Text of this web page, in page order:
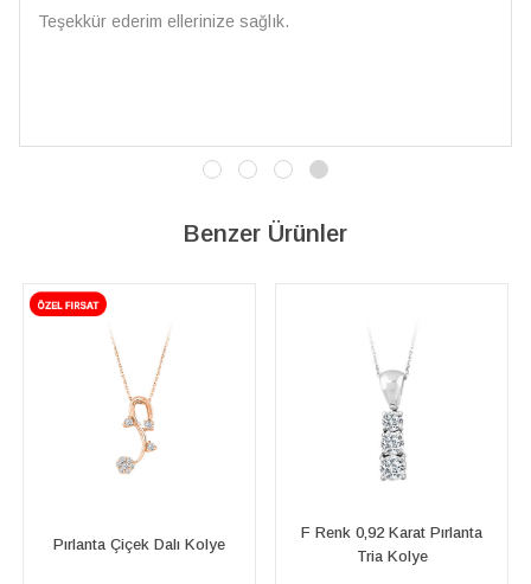
Teşekkür ederim ellerinize sağlık.
Benzer Ürünler
Pırlanta Çiçek Dalı Kolye
F Renk 0,92 Karat Pırlanta
Tria Kolye